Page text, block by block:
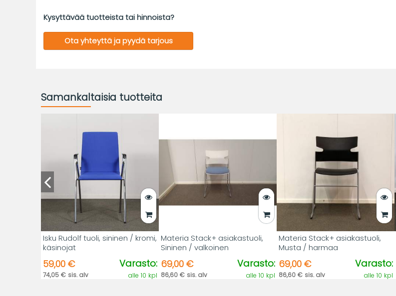
Kysyttävää tuotteista tai hinnoista?
Ota yhteyttä ja pyydä tarjous
Samankaltaisia tuotteita
Isku Rudolf tuoli, sininen / kromi,
käsinojat
59,00 €
74,05 € sis. alv
Varasto:
alle 10 kpl
Materia Stack+ asiakastuoli,
Sininen / valkoinen
69,00 €
86,60 € sis. alv
Varasto:
alle 10 kpl
Materia Stack+ asiakastuoli,
Musta / harmaa
69,00 €
86,60 € sis. alv
Varasto:
alle 10 kpl